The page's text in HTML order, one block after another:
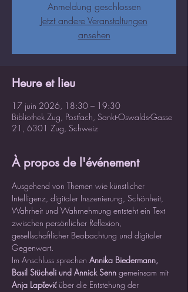
Anmeldung geschlossen
Jetzt andere Veranstaltungen
ansehen
Heure et lieu
17 juin 2026, 18:30 – 19:30
Bibliothek Zug, Postfach, Sankt-Oswalds-Gasse
21, 6301 Zug, Schweiz
À propos de l'événement
Ausgehend von Themen wie künstlicher
Intelligenz, digitaler Inszenierung, Schönheit,
Wahrheit und Wahrnehmung entsteht ein Text
zwischen persönlicher Reflexion,
gesellschaftlicher Beobachtung und digitaler
Gegenwart.
Im Anschluss sprechen Annika Biedermann,
Basil Stücheli und Annick Senn gemeinsam mit
Anja Lapčević über die Entstehung der